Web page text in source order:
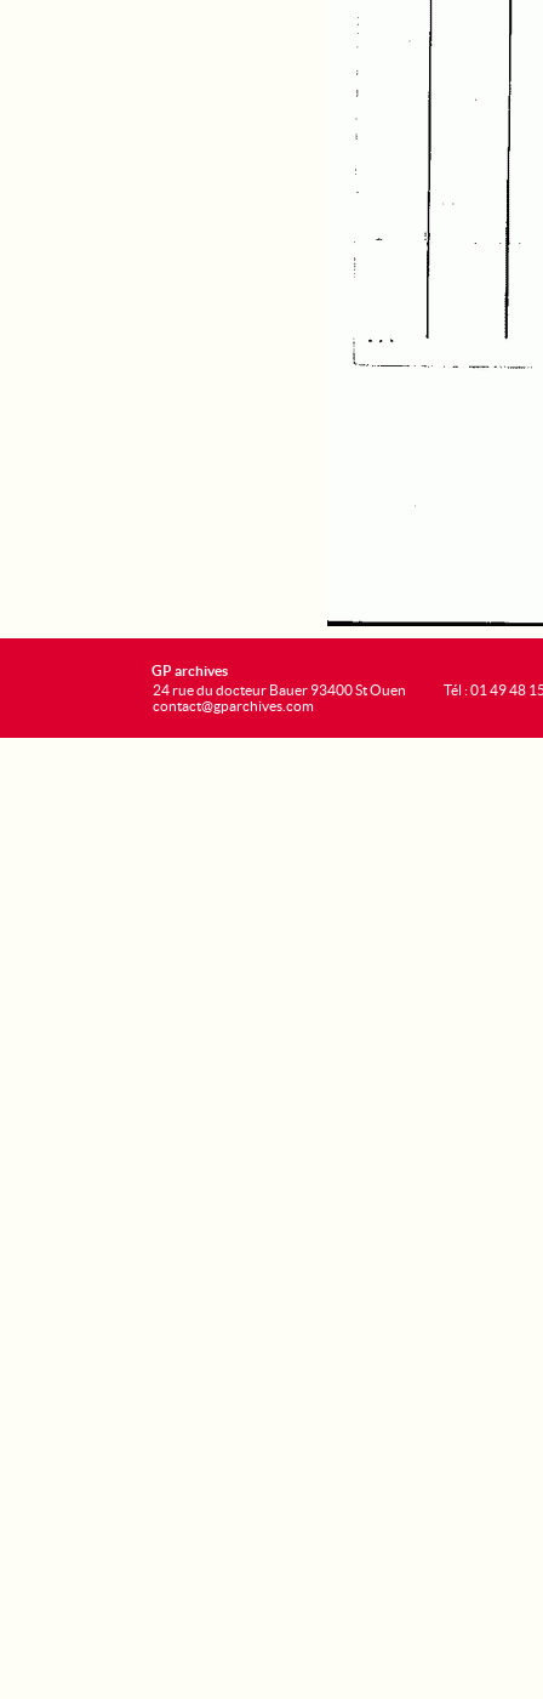
GP archives
24 rue du docteur Bauer 93400 St Ouen
contact@gparchives.com
Tél : 01 49 48